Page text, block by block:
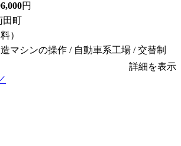
円
町
）
マシンの操作 / 自動車系工場 / 交替制
詳細を表示